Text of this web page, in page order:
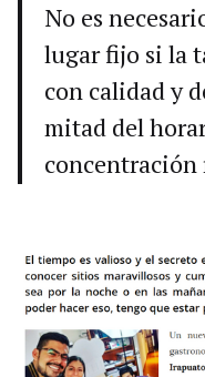
No es
lugar fijo si la
con calidad y
mitad del
concentración